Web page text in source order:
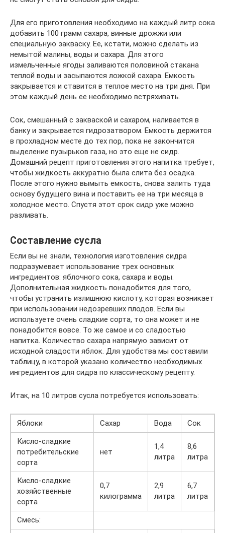
Для его приготовления необходимо на каждый литр сока
добавить 100 грамм сахара, винные дрожжи или
специальную закваску. Ее, кстати, можно сделать из
немытой малины, воды и сахара. Для этого
измельченные ягоды заливаются половиной стакана
теплой воды и засыпаются ложкой сахара. Емкость
закрывается и ставится в теплое место на три дня. При
этом каждый день ее необходимо встряхивать.
Сок, смешанный с закваской и сахаром, наливается в
банку и закрывается гидрозатвором. Емкость держится
в прохладном месте до тех пор, пока не закончится
выделение пузырьков газа, но это еще не сидр.
Домашний рецепт приготовления этого напитка требует,
чтобы жидкость аккуратно была слита без осадка.
После этого нужно вымыть емкость, снова залить туда
основу будущего вина и поставить ее на три месяца в
холодное место. Спустя этот срок сидр уже можно
разливать.
Составление сусла
Если вы не знали, технология изготовления сидра
подразумевает использование трех основных
ингредиентов: яблочного сока, сахара и воды.
Дополнительная жидкость понадобится для того,
чтобы устранить излишнюю кислоту, которая возникает
при использовании недозревших плодов. Если вы
используете очень сладкие сорта, то она может и не
понадобится вовсе. То же самое и со сладостью
напитка. Количество сахара напрямую зависит от
исходной сладости яблок. Для удобства мы составили
таблицу, в которой указано количество необходимых
ингредиентов для сидра по классическому рецепту.
Итак, на 10 литров сусла потребуется использовать:
Яблоки Сахар Вода
Сок
Кисло-сладкие
потребительские
сорта
нет
1,4
литра
8,6
литра
Кисло-сладкие
хозяйственные
сорта
0,7
килограмма
2,9
литра
6,7
литра
Смесь: